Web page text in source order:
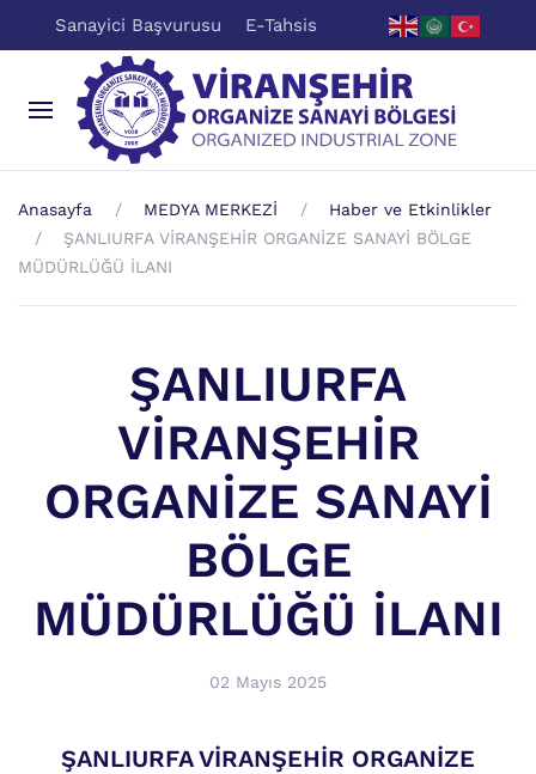
Sanayici Başvurusu E-Tahsis
Anasayfa MEDYA MERKEZİ
Haber ve Etkinlikler
ŞANLIURFA VİRANŞEHİR ORGANİZE SANAYİ BÖLGE
MÜDÜRLÜĞÜ İLANI
ŞANLIURFA
VİRANŞEHİR
ORGANİZE SANAYİ
BÖLGE
MÜDÜRLÜĞÜ İLANI
02 Mayıs 2025
ŞANLIURFA VİRANŞEHİR ORGANİZE